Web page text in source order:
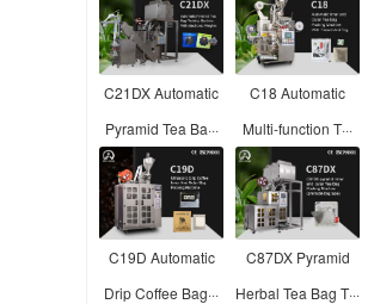
C21DX Automatic
Pyramid Tea Ba···
C18 Automatic
Multi-function T···
C19D Automatic
Drip Coffee Bag···
C87DX Pyramid
Herbal Tea Bag T···